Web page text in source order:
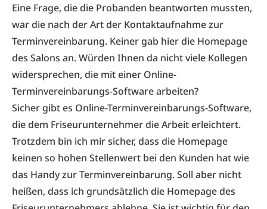
Eine Frage, die die Probanden beantworten mussten,
war die nach der Art der ­Kontaktaufnahme zur
Terminvereinbarung. Keiner gab hier die Homepage
des Salons an. Würden Ihnen da nicht viele Kollegen
widersprechen, die mit einer Online-
Terminvereinbarungs-Software arbeiten?
Sicher gibt es Online-Terminvereinbarungs-Software,
die dem Friseurunternehmer die Arbeit erleichtert.
Trotzdem bin ich mir sicher, dass die Homepage
keinen so hohen Stellenwert bei den Kunden hat wie
das Handy zur Terminvereinbarung. Soll aber nicht
heißen, dass ich grundsätzlich die Homepage des